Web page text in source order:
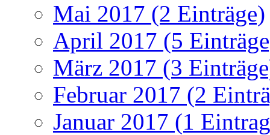
Mai 2017 (2 Einträge)
April 2017 (5
März 2017 (3
Februar 2017 (2
Januar 2017 (1